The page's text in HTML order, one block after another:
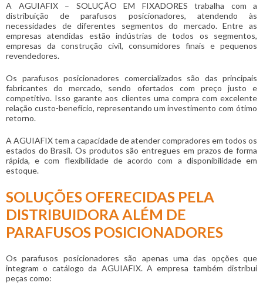
A AGUIAFIX – SOLUÇÃO EM FIXADORES trabalha com a
distribuição deparafusos posicionadores, atendendo às
necessidades de diferentes segmentos do mercado. Entre as
empresas atendidas estão indústrias de todos os segmentos,
empresas da construção civil, consumidores finais e pequenos
revendedores.
Os parafusos posicionadores comercializados são das principais
fabricantes do mercado, sendo ofertados com preço justo e
competitivo. Isso garante aos clientes uma compra com excelente
relação custo-benefício, representando um investimento com ótimo
retorno.
A AGUIAFIX tem a capacidade de atender compradores em todos os
estados do Brasil. Os produtos são entregues em prazos de forma
rápida, e com flexibilidade de acordo com a disponibilidade em
estoque.
SOLUÇÕES OFERECIDAS PELA
DISTRIBUIDORA ALÉM DE
PARAFUSOS POSICIONADORES
Osparafusos posicionadores são apenas uma das opções que
integram o catálogo da AGUIAFIX. A empresa também distribui
peças como: